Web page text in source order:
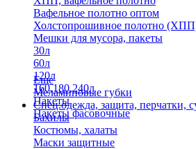
Вафельное полотно оптом
Холстопрошивное полотно
Мешки для мусора, пакеты
30л
60л
120л
160,180,240л
Пакеты
Пакеты фасовочные
Еще
Меламиновые губки
Спец.одежда, защита, перчатки,
Бахилы
Костюмы, халаты
Маски защитные